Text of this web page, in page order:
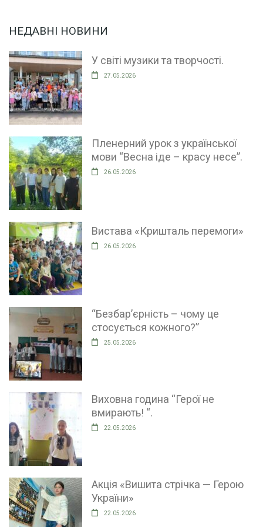
НЕДАВНІ НОВИНИ
У світі музики та творчості.
27.05.2026
Пленерний урок з української
мови “Весна іде – красу несе”.
26.05.2026
Вистава «Кришталь перемоги»
26.05.2026
“Безбар’єрність – чому це
стосується кожного?”
25.05.2026
Виховна година “Герої не
вмирають! “.
22.05.2026
Акція «Вишита стрічка — Герою
України»
22.05.2026